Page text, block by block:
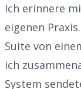
Ich erinnere
eigenen
Suite von
ich
System